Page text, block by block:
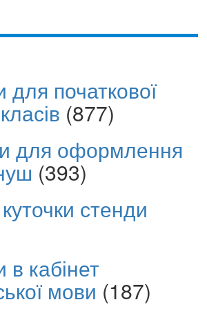
для початкової
(877)
для оформлення
(393)
стенди
кабінет
мови (187)